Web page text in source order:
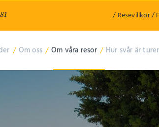
/ Resevillkor/
/ Om oss / Om våra resor / Hur svår är